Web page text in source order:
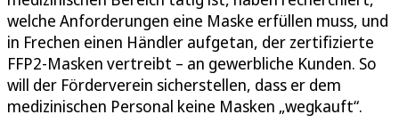
welche Anforderungen eine Maske erfüllen muss, und
in Frechen einen Händler aufgetan, der zertifizierte
FFP2-Masken vertreibt – an gewerbliche Kunden. So
will der Förderverein sicherstellen, dass er dem
medizinischen Personal keine Masken „wegkauft“.